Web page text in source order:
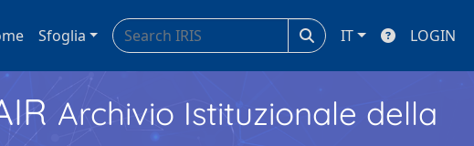
Sfoglia IT LOGIN
Archivio Istituzionale della